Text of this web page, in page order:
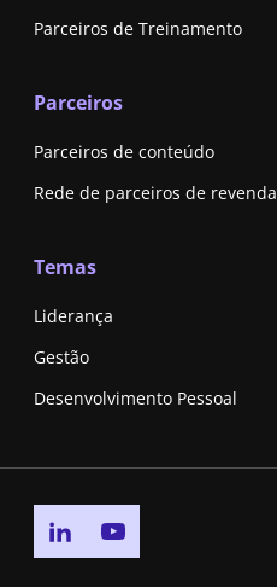
Parceiros de Treinamento
Parceiros
Parceiros de conteúdo
Rede de parceiros de revenda
Temas
Liderança
Gestão
Desenvolvimento Pessoal
Go to linkedin page